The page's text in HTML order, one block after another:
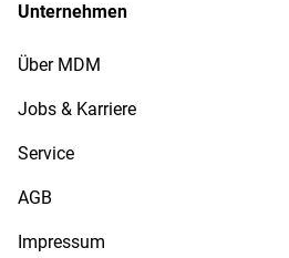
Unternehmen
Über MDM
Jobs & Karriere
Service
AGB
Impressum